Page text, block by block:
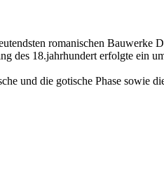
romanischen Bauwerke
des 18.jahrhundert erfolgte ein
und die gotische Phase sowie